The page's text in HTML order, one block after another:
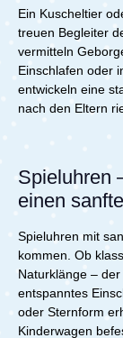
Ein Kuscheltier
treuen Begleiter
vermitteln
Einschlafen oder
entwickeln eine
nach den Eltern
Spieluhren
einen
Spieluhren mit
kommen. Ob
Naturklänge –
entspanntes
oder Sternform
Kinderwagen